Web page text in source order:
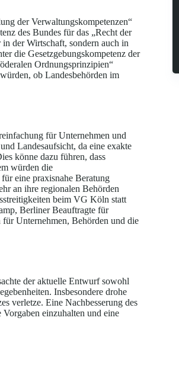
der Verwaltungskompetenzen“
des Bundes für das „Recht der
der Wirtschaft, sondern auch in
die Gesetzgebungskompetenz der
Ordnungsprinzipien“
ob Landesbehörden im
für Unternehmen und
Landesaufsicht, da eine exakte
könne dazu führen, dass
würden die
eine praxisnahe Beratung
an ihre regionalen Behörden
beim VG Köln statt
Berliner Beauftragte für
Unternehmen, Behörden und die
der aktuelle Entwurf sowohl
Insbesondere drohe
verletze. Eine Nachbesserung des
einzuhalten und eine